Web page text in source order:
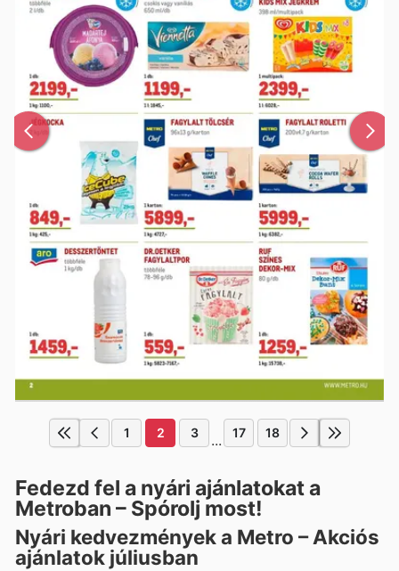
1 2 3 ... 17 18
Fedezd fel a nyári ajánlatokat a
Metroban – Spórolj most!
Nyári kedvezmények a Metro – Akciós
ajánlatok júliusban